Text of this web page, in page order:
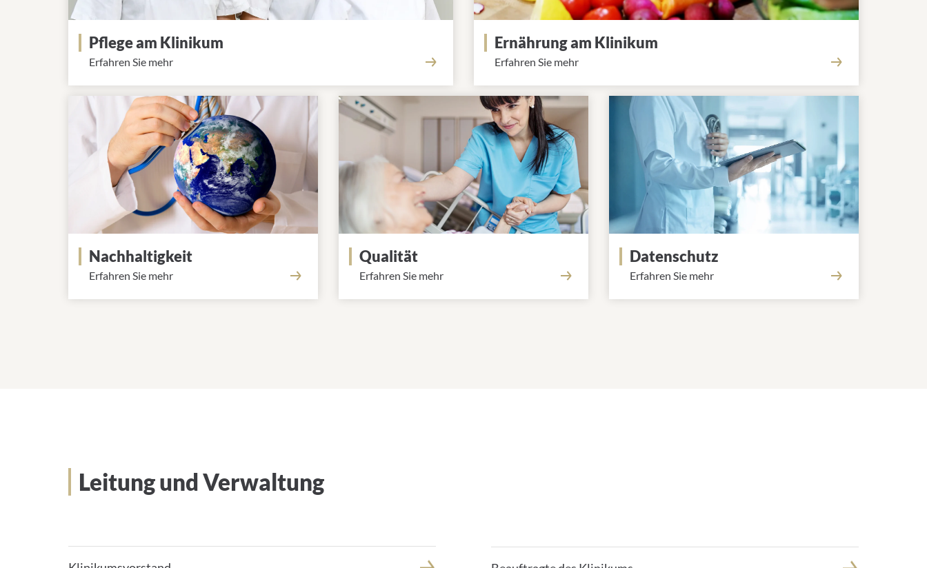
Pflege am Klinikum
Erfahren Sie mehr
Ernährung am Klinikum
Erfahren Sie mehr
Nachhaltigkeit
Erfahren Sie mehr
Qualität
Erfahren Sie mehr
Datenschutz
Erfahren Sie mehr
Leitung und Verwaltung
Leitung und Verwaltung